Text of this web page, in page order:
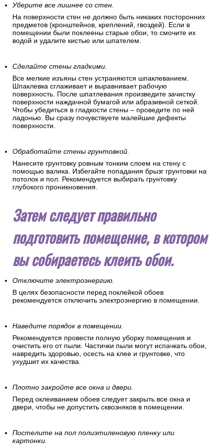
Уберите все лишнее со стен.
На поверхности стен не должно быть никаких посторонних
предметов (кронштейнов, креплений, гвоздей). Если в
помещении были поклеены старые обои, то смочите их
водой и удалите кистью или шпателем.
Сделайте стены гладкими.
Все мелкие изъяны стен устраняются шпаклеванием.
Шпаклевка сглаживает и выравнивает рабочую
поверхность. После шпатлевания произведите зачистку
поверхности наждачной бумагой или абразивной сеткой.
Чтобы убедиться в гладкости стены – проведите по ней
ладонью. Вы сразу почувствуете малейшие дефекты
поверхности.
Обработайте стены грунтовкой.
Нанесите грунтовку ровным тонким слоем на стену с
помощью валика. Избегайте попадания брызг грунтовки на
потолок и пол. Рекомендуется выбирать грунтовку
глубокого проникновения.
Затем следует правильно
подготовить помещение, в котором
вы собираетесь клеить обои.
Отключите электроэнергию.
В целях безопасности перед поклейкой обоев
рекомендуется отключить электроэнергию в помещении.
Наведите порядок в помещении.
Рекомендуется провести полную уборку помещения и
очистить его от пыли. Частички пыли могут испачкать обои,
навредить здоровью, осесть на клее и грунтовке, что
ухудшит их качества.
Плотно закройте все окна и двери.
Перед оклеиванием обоев следует закрыть все окна и
двери, чтобы не допустить сквозняков в помещении.
Постелите на пол полиэтиленовую пленку или
картонки.